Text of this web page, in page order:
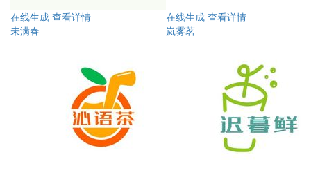
在线生成 查看详情
未满春
在线生成 查看详情
岚雾茗